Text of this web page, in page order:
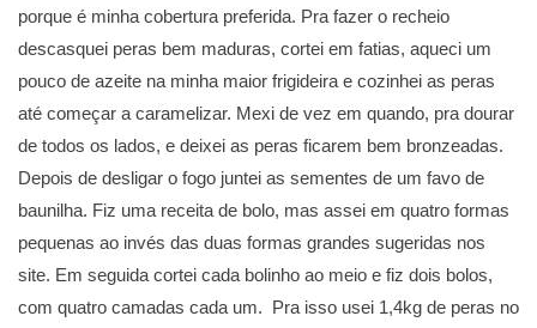
porque é minha cobertura preferida. Pra fazer o recheio
descasquei peras bem maduras, cortei em fatias, aqueci um
pouco de azeite na minha maior frigideira e cozinhei as peras
até começar a caramelizar. Mexi de vez em quando, pra dourar
de todos os lados, e deixei as peras ficarem bem bronzeadas.
Depois de desligar o fogo juntei as sementes de um favo de
baunilha. Fiz uma receita de bolo, mas assei em quatro formas
pequenas ao invés das duas formas grandes sugeridas nos
site. Em seguida cortei cada bolinho ao meio e fiz dois bolos,
com quatro camadas cada um. Pra isso usei 1,4kg de peras no